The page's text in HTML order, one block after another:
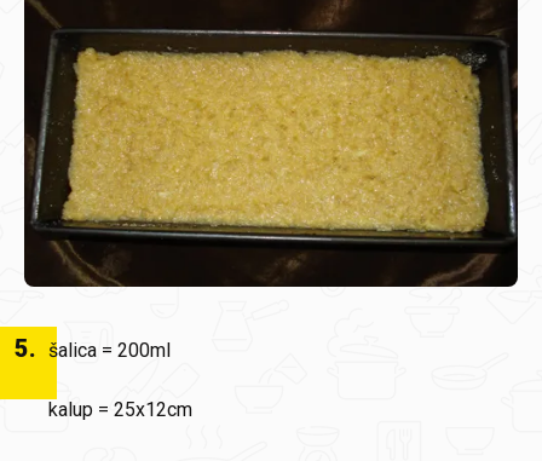
5. šalica = 200ml
kalup = 25x12cm